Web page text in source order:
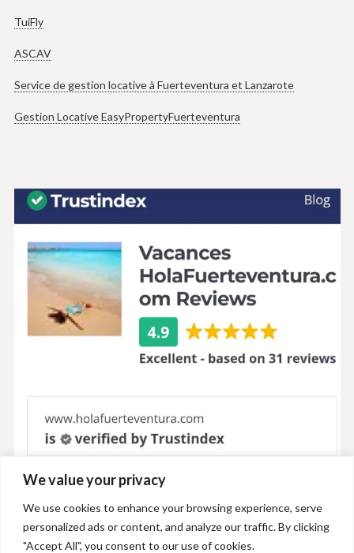
We value your privacy
We use cookies to enhance your browsing experience, serve
personalized ads or content, and analyze our traffic. By clicking
"Accept All", you consent to our use of cookies.
TuiFly
ASCAV
Service de gestion locative à Fuerteventura et Lanzarote
Gestion Locative EasyPropertyFuerteventura